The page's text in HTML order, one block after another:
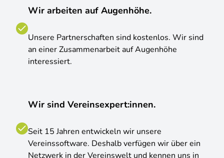
Wir arbeiten auf Augenhöhe.
Unsere Partnerschaften sind kostenlos. Wir sind
an einer Zusammenarbeit auf Augenhöhe
interessiert.
Wir sind Vereinsexpert:innen.
Seit 15 Jahren entwickeln wir unsere
Vereinssoftware. Deshalb verfügen wir über ein
Netzwerk in der Vereinswelt und kennen uns in